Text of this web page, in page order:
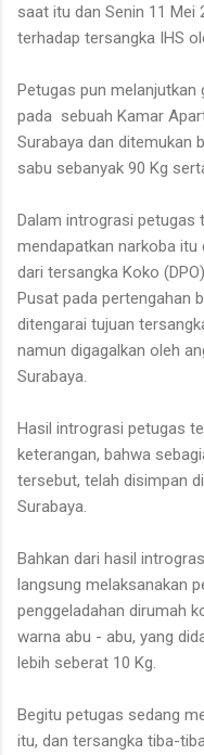
saat itu dan Senin 11 Mei
terhadap tersangka IHS
Petugas pun melanjutkan
pada sebuah Kamar
Surabaya dan ditemukan
sabu sebanyak 90 Kg
Dalam intrograsi petugas
mendapatkan narkoba
dari tersangka Koko
Pusat pada pertengahan
ditengarai tujuan
namun digagalkan oleh
Surabaya.
Hasil intrograsi petugas
keterangan, bahwa
tersebut, telah disimpan
Surabaya.
Bahkan dari hasil
langsung melaksanakan
penggeladahan dirumah
warna abu - abu, yang
lebih seberat 10 Kg.
Begitu petugas sedang
itu, dan tersangka tiba-